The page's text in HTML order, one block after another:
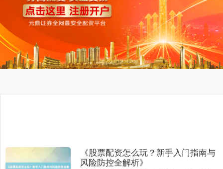
《股票配资怎么玩？新手入门指南与
风险防控全解析》